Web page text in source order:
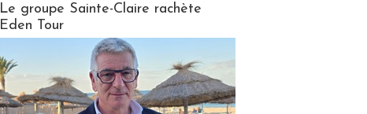
Le groupe Sainte-Claire rachète
Eden Tour